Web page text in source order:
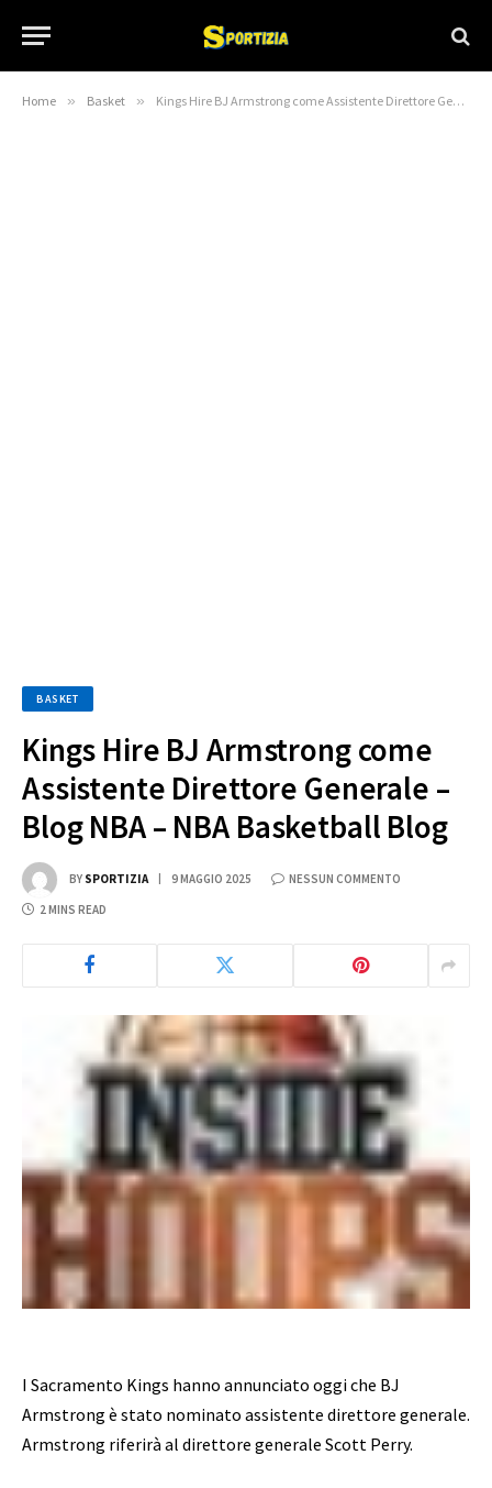
Home » Basket » Kings Hire BJ Armstrong come Assistente Direttore Generale – Blog NBA – NBA Basketball Blog
BASKET
Kings Hire BJ Armstrong come
Assistente Direttore Generale –
Blog NBA – NBA Basketball Blog
BY SPORTIZIA 9 MAGGIO 2025 NESSUN COMMENTO
2 MINS READ
I Sacramento Kings hanno annunciato oggi che BJ
Armstrong è stato nominato assistente direttore generale.
Armstrong riferirà al direttore generale Scott Perry.